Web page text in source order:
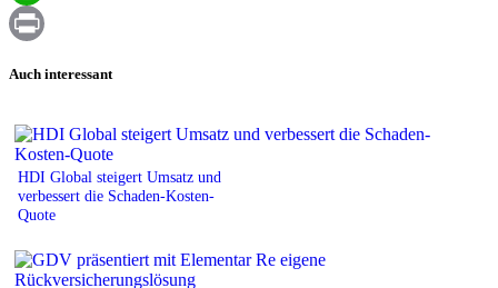
WhatsApp
Auch interessant
HDI Global steigert Umsatz und
verbessert die Schaden-Kosten-
Quote